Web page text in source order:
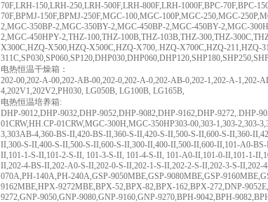
70F,LRH-150,LRH-250,LRH-500F,LRH-800F,LRH-1000F,BPC-70F,BPC-
70F,BPMJ-150F,BPMJ-250F,MGC-100,MGC-100P,MGC-250,MGC-
2,MGC-350BP-2,MGC-350BY-2,MGC-450BP-2,MGC-450BY-2,MGC-
2,MGC-450HPY-2,THZ-100,THZ-100B,THZ-103B,THZ-300,THZ-
X300C,HZQ-X500,HZQ-X500C,HZQ-X700,.HZQ-X700C,HZQ-211,HZQ-
电热恒温干燥箱：
202-00,202-A-00,202-AB-00,202-0,202-A-0,202-AB-0,202-1,202-A-
4,202V1,202V2,PH030, LG050B, LG100B, LG165B,
电热恒温培养箱:
DHP-9012,DHP-9032,DHP-9052,DHP-9082,DHP-9162,DHP-9272,.DHP-
01CRW,HH.CP-01CRW,MGC-300H,MGC-350HP303-00,303-1,303-
3,303AB-4,360-BS-II,420-BS-II,360-S-II,420-S-II,500-S-II,600-S-II,360-
II,300-S-II,400-S-II,500-S-II,600-S-II,300-II,400-II,500-II,600-II,101-A0-
II,101-1-S-II,101-2-S-II, 101-3-S-II, 101-4-S-II, 101-A0-II,101-0-II,101-1-
II,202-4-BS-II,202-A0-S-II,202-0-S-II,202-1-S-II,202-2-S-II,202-3-S-
070A,PH-140A,PH-240A,GSP-9050MBE,GSP-9080MBE,GSP-
9162MBE,HPX-9272MBE,BPX-52,BPX-82,BPX-162,BPX-272,DNP-
9272,GNP-9050,GNP-9080,GNP-9160,GNP-9270,BPH-9042,BPH-